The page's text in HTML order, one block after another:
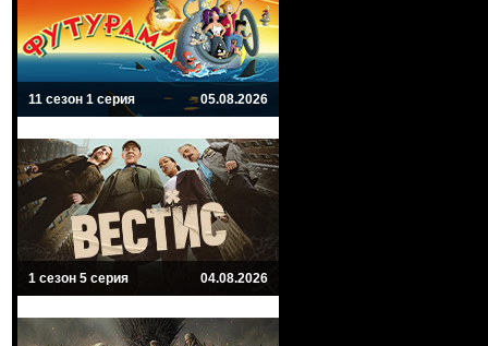
11 сезон 1 серия 05.08.2026
1 сезон 5 серия 04.08.2026